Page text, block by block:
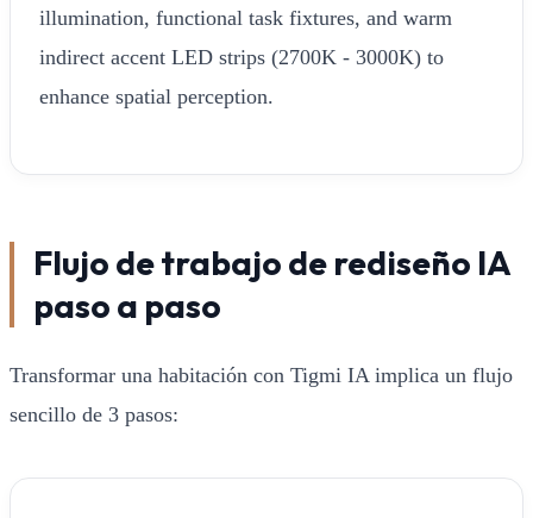
illumination, functional task fixtures, and warm
indirect accent LED strips (2700K - 3000K) to
enhance spatial perception.
Flujo de trabajo de rediseño IA
paso a paso
Transformar una habitación con Tigmi IA implica un flujo
sencillo de 3 pasos: